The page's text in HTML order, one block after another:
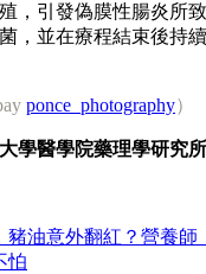
，引發偽膜性腸炎所
，並在療程結束後持
ponce_photography）
學醫學院藥理學研究所
豬油意外翻紅？營養師
怕